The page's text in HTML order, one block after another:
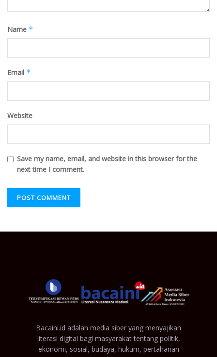
Name *
Email *
Website
Save my name, email, and website in this browser for the
next time I comment.
Bacaini.id adalah media siber yang menyajikan
literasi digital bagi masyarakat tentang politik,
ekonomi, sosial, budaya, hukum, pertahanan